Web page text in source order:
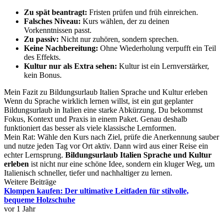
Zu spät beantragt: Fristen prüfen und früh einreichen.
Falsches Niveau: Kurs wählen, der zu deinen
Vorkenntnissen passt.
Zu passiv: Nicht nur zuhören, sondern sprechen.
Keine Nachbereitung: Ohne Wiederholung verpufft ein Teil
des Effekts.
Kultur nur als Extra sehen: Kultur ist ein Lernverstärker,
kein Bonus.
Mein Fazit zu Bildungsurlaub Italien Sprache und Kultur erleben
Wenn du Sprache wirklich lernen willst, ist ein gut geplanter
Bildungsurlaub in Italien eine starke Abkürzung. Du bekommst
Fokus, Kontext und Praxis in einem Paket. Genau deshalb
funktioniert das besser als viele klassische Lernformen.
Mein Rat: Wähle den Kurs nach Ziel, prüfe die Anerkennung sauber
und nutze jeden Tag vor Ort aktiv. Dann wird aus einer Reise ein
echter Lernsprung. Bildungsurlaub Italien Sprache und Kultur
erleben ist nicht nur eine schöne Idee, sondern ein kluger Weg, um
Italienisch schneller, tiefer und nachhaltiger zu lernen.
Weitere Beiträge
Klompen kaufen: Der ultimative Leitfaden für stilvolle,
bequeme Holzschuhe
vor 1 Jahr